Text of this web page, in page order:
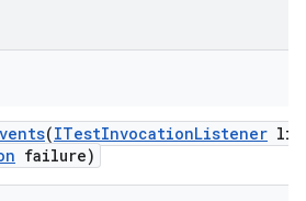
(ITestInvocationListener
failure)